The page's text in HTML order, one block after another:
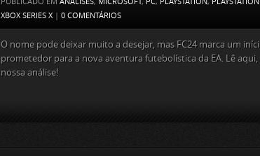
XBOX SERIES X | 0 COMENTÁRIOS
O nome pode deixar muito a desejar, mas FC24 marca um
prometedor para a nova aventura futebolística da EA. Lê aqui,
nossa análise!